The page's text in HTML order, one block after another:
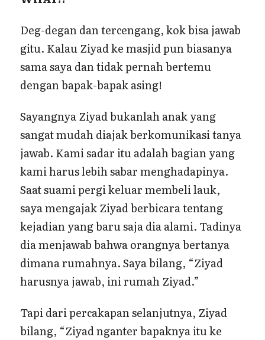
Deg-degan dan tercengang, kok bisa jawab
gitu. Kalau Ziyad ke masjid pun biasanya
sama saya dan tidak pernah bertemu
dengan bapak-bapak asing!
Sayangnya Ziyad bukanlah anak yang
sangat mudah diajak berkomunikasi tanya
jawab. Kami sadar itu adalah bagian yang
kami harus lebih sabar menghadapinya.
Saat suami pergi keluar membeli lauk,
saya mengajak Ziyad berbicara tentang
kejadian yang baru saja dia alami. Tadinya
dia menjawab bahwa orangnya bertanya
dimana rumahnya. Saya bilang, “Ziyad
harusnya jawab, ini rumah Ziyad.”
Tapi dari percakapan selanjutnya, Ziyad
bilang, “Ziyad nganter bapaknya itu ke